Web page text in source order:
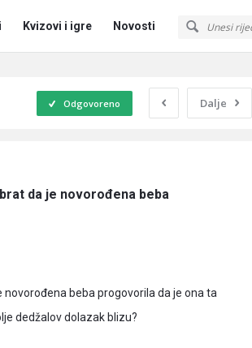
Kvizovi i igre Novosti
Dalje
Odgovoreno
da je novorođena beba
beba progovorila da je ona ta
dedžalov dolazak blizu?